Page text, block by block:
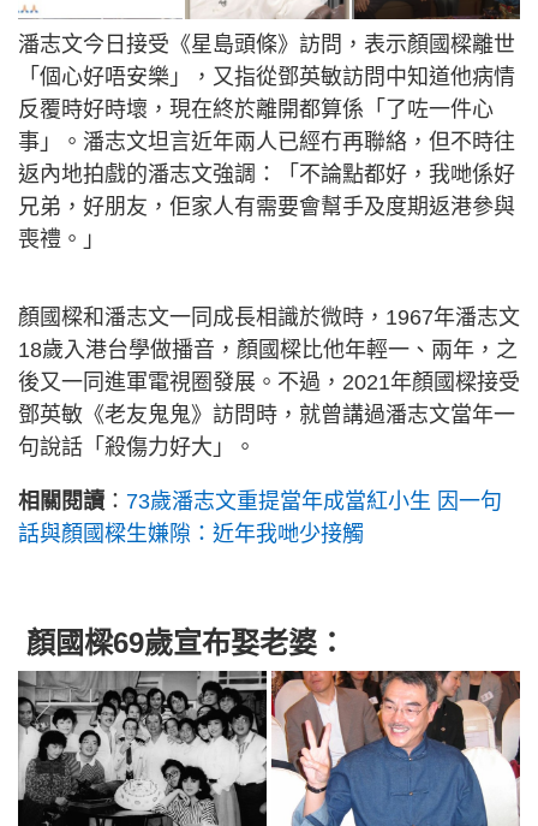
潘志文今日接受《星島頭條》訪問，表示顏國樑離世
「個心好唔安樂」，又指從鄧英敏訪問中知道他病情
反覆時好時壞，現在終於離開都算係「了咗一件心
事」。潘志文坦言近年兩人已經冇再聯絡，但不時往
返內地拍戲的潘志文強調：「不論點都好，我哋係好
兄弟，好朋友，佢家人有需要會幫手及度期返港參與
喪禮。」
顏國樑和潘志文一同成長相識於微時，1967年潘志文
18歲入港台學做播音，顏國樑比他年輕一、兩年，之
後又一同進軍電視圈發展。不過，2021年顏國樑接受
鄧英敏《老友鬼鬼》訪問時，就曾講過潘志文當年一
句說話「殺傷力好大」。
相關閱讀 ： 73歲潘志文重提當年成當紅小生 因一句
話與顏國樑生嫌隙：近年我哋少接觸
顏國樑69歲宣布娶老婆：